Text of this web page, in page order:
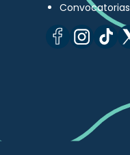
Convocatorias